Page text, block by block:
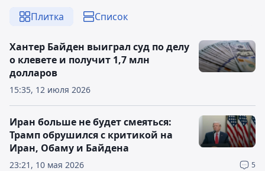
Плитка Список
15:35, 12 июля 2026
Хантер Байден выиграл суд по делу
о клевете и получит 1,7 млн
долларов
23:21, 10 мая 2026 5
Иран больше не будет смеяться:
Трамп обрушился с критикой на
Иран, Обаму и Байдена